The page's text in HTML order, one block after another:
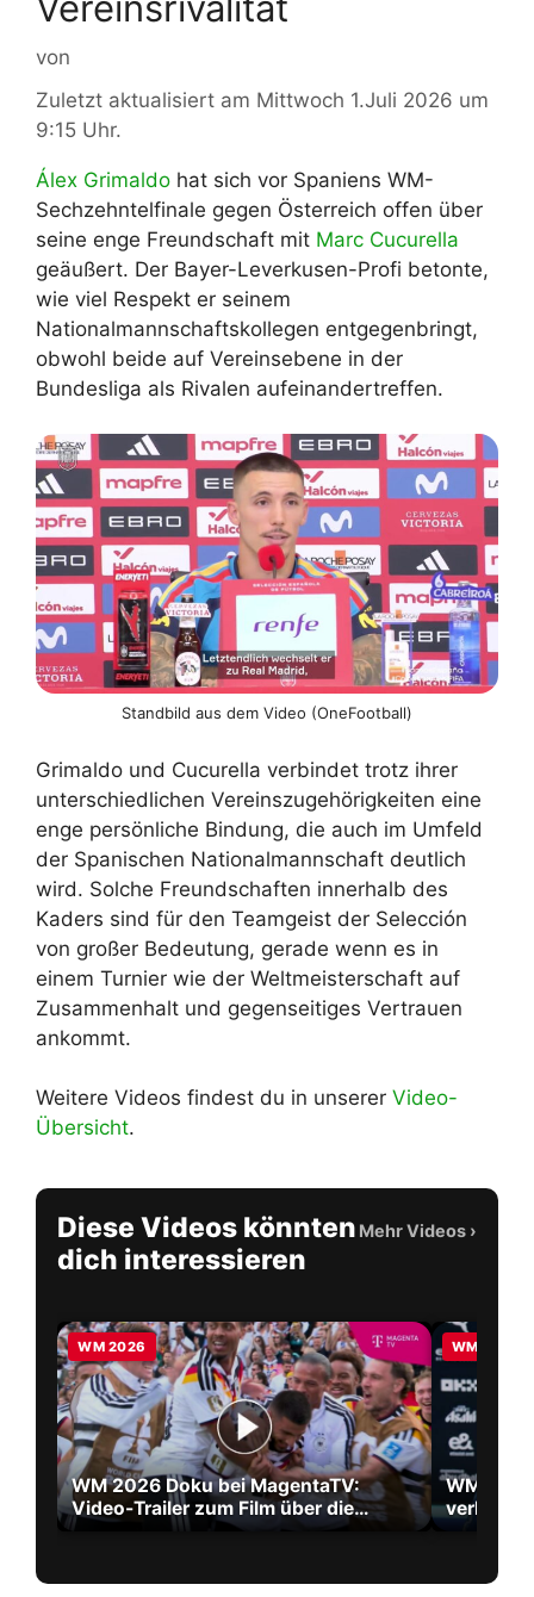
von
Zuletzt aktualisiert am Mittwoch 1.Juli 2026 um
9:15 Uhr.
Álex Grimaldo hat sich vor Spaniens WM-
Sechzehntelfinale gegen Österreich offen über
seine enge Freundschaft mit Marc Cucurella
geäußert. Der Bayer-Leverkusen-Profi betonte,
wie viel Respekt er seinem
Nationalmannschaftskollegen entgegenbringt,
obwohl beide auf Vereinsebene in der
Bundesliga als Rivalen aufeinandertreffen.
Standbild aus dem Video (OneFootball)
Grimaldo und Cucurella verbindet trotz ihrer
unterschiedlichen Vereinszugehörigkeiten eine
enge persönliche Bindung, die auch im Umfeld
der Spanischen Nationalmannschaft deutlich
wird. Solche Freundschaften innerhalb des
Kaders sind für den Teamgeist der Selección
von großer Bedeutung, gerade wenn es in
einem Turnier wie der Weltmeisterschaft auf
Zusammenhalt und gegenseitiges Vertrauen
ankommt.
Weitere Videos findest du in unserer Video-
Übersicht.
Diese Videos könnten
dich interessieren
Mehr Videos ›
WM 2026
WM 2026 Doku bei MagentaTV:
Video-Trailer zum Film über die
größte WM aller Zeiten
WM 2026
WM